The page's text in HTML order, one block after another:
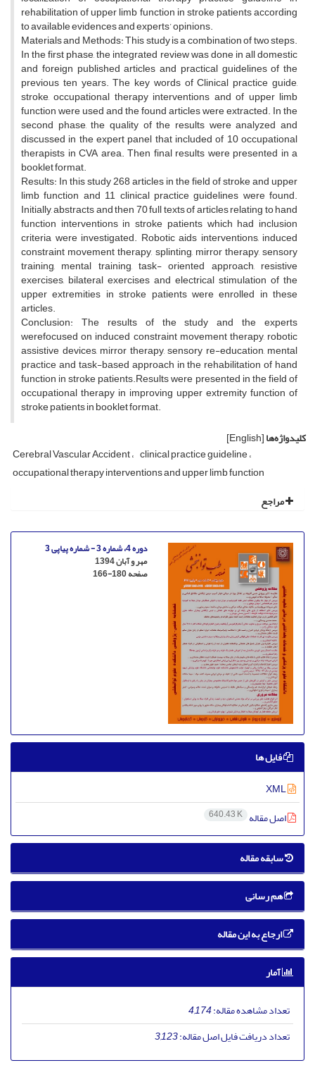
rehabilitation of upper limb function in stroke patients according
to available evidences and experts’ opinions.
Materials and Methods: This study is a combination of two steps.
In the first phase, the integrated review was done in all domestic
and foreign published articles and practical guidelines of the
previous ten years. The key words of Clinical practice guide,
stroke, occupational therapy interventions and of upper limb
function were used and the found articles were extracted. In the
second phase, the quality of the results were analyzed and
discussed in the expert panel that included of 10 occupational
therapists in CVA area. Then final results were presented in a
booklet format.
Results: In this study 268 articles in the field of stroke and upper
limb function and 11 clinical practice guidelines were found.
Initially, abstracts and then 70 full texts of articles relating to hand
function interventions in stroke patients which had inclusion
criteria were investigated. Robotic aids interventions, induced
constraint movement therapy, splinting, mirror therapy, sensory
training, mental training, task- oriented approach, resistive
exercises, bilateral exercises and electrical stimulation of the
upper extremities in stroke patients were enrolled in these
articles.
Conclusion: The results of the study and the experts
werefocused on induced constraint movement therapy, robotic
assistive devices, mirror therapy, sensory re-education, mental
practice and task-based approach in the rehabilitation of hand
function in stroke patients.Results were presented in the field of
occupational therapy in improving upper extremity function of
stroke patients in booklet format.
کلیدواژه‌ها[English]
Cerebral Vascular Accident clinical practice guideline
occupational therapy interventions and upper limb function
مراجع
دوره 4، شماره 3 - شماره پیاپی 3
مهر و آبان 1394
صفحه166-180
فایل ها
اصل مقاله 640.43 K
سابقه مقاله
هم رسانی
ارجاع به این مقاله
آمار
تعداد مشاهده مقاله:4,174
تعداد دریافت فایل اصل مقاله:3,123